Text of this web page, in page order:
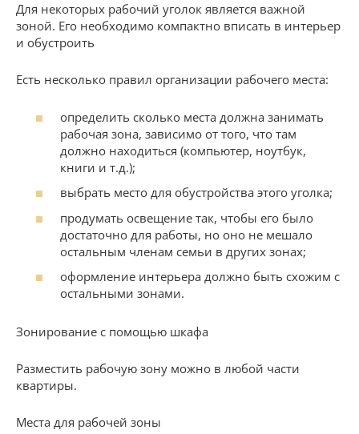
Для некоторых рабочий уголок является важной
зоной. Его необходимо компактно вписать в интерьер
и обустроить
Есть несколько правил организации рабочего места:
определить сколько места должна занимать
рабочая зона, зависимо от того, что там
должно находиться (компьютер, ноутбук,
книги и т.д.);
выбрать место для обустройства этого уголка;
продумать освещение так, чтобы его было
достаточно для работы, но оно не мешало
остальным членам семьи в других зонах;
оформление интерьера должно быть схожим с
остальными зонами.
Зонирование с помощью шкафа
Разместить рабочую зону можно в любой части
квартиры.
Места для рабочей зоны